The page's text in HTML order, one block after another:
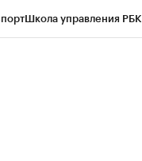
Школа управления РБК